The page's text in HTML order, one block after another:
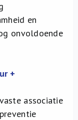
en
onvoldoende
+
associatie